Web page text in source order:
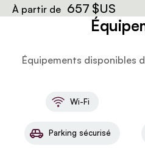
À partir de 657 $US
Équipements disponibles
Wi-Fi
Parking sécurisé